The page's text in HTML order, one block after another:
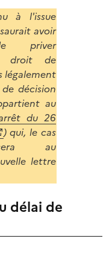
à l'issue
avoir
priver
droit de
légalement
décision
au
du 26
) qui, le cas
au
lettre
délai de